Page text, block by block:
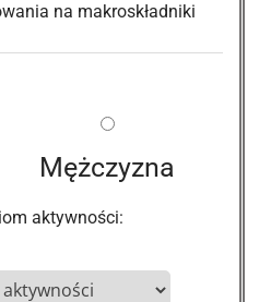
na makroskładniki
Mężczyzna
aktywności: